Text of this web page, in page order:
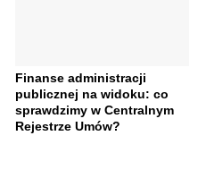
Finanse administracji
publicznej na widoku: co
sprawdzimy w Centralnym
Rejestrze Umów?